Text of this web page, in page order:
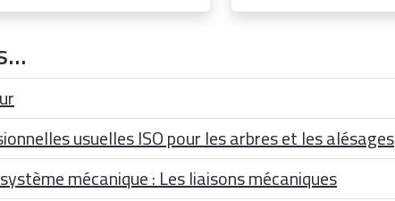
usuelles ISO pour les arbres et les alésages
mécanique : Les liaisons mécaniques